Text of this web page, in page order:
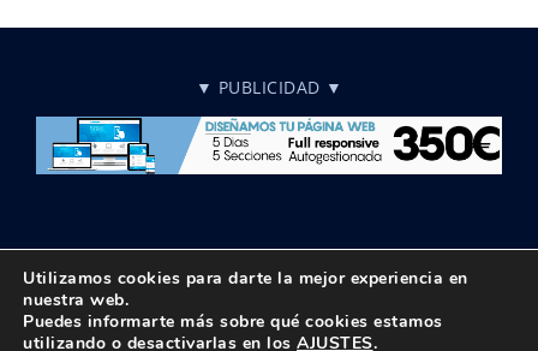
▼ PUBLICIDAD ▼
© Copyright 2018 - 2026 UPTA | Todos los derechos reservados
|Política de privacidad|Aviso Legal
Utilizamos cookies para darte la mejor experiencia en
nuestra web.
Puedes informarte más sobre qué cookies estamos
utilizando o desactivarlas en los AJUSTES.